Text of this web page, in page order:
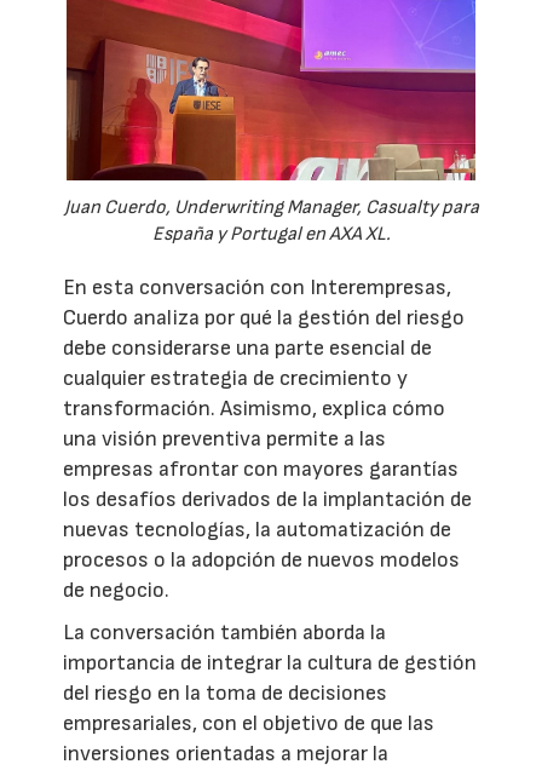
Juan Cuerdo, Underwriting Manager, Casualty para
España y Portugal en AXA XL.
En esta conversación con Interempresas,
Cuerdo analiza por qué la gestión del riesgo
debe considerarse una parte esencial de
cualquier estrategia de crecimiento y
transformación. Asimismo, explica cómo
una visión preventiva permite a las
empresas afrontar con mayores garantías
los desafíos derivados de la implantación de
nuevas tecnologías, la automatización de
procesos o la adopción de nuevos modelos
de negocio.
La conversación también aborda la
importancia de integrar la cultura de gestión
del riesgo en la toma de decisiones
empresariales, con el objetivo de que las
inversiones orientadas a mejorar la